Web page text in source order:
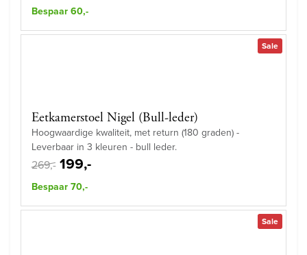
Bespaar 60,-
Sale
Eetkamerstoel Nigel (Bull-leder)
Hoogwaardige kwaliteit, met return (180 graden) -
Leverbaar in 3 kleuren - bull leder.
269,- 199,-
Bespaar 70,-
Sale